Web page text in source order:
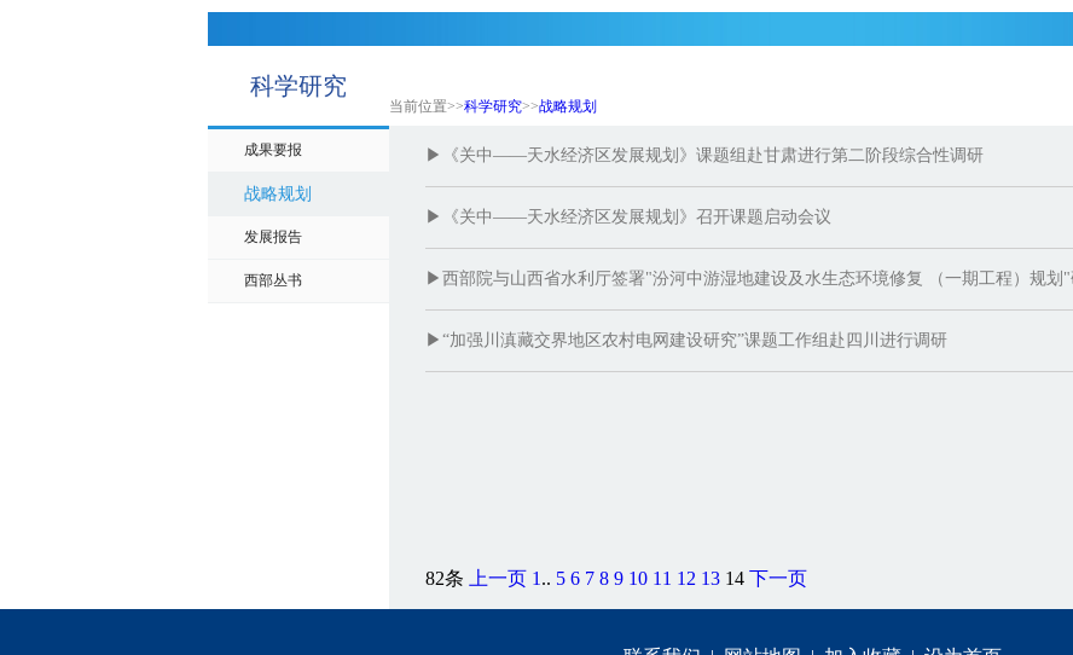
科学研究
当前位置>>科学研究>>战略规划
成果要报
战略规划
发展报告
西部丛书
▶《关中——天水经济区发展规划》课题组赴甘肃进行第二阶段综合性调研
▶《关中——天水经济区发展规划》召开课题启动会议
▶西部院与山西省水利厅签署"汾河中游湿地建设及水生态环境修复 （一期工程）规划"
▶“加强川滇藏交界地区农村电网建设研究”课题工作组赴四川进行调研
82条 上一页 1 .. 5 6 7 8 9 10 11 12 13 14 下一页